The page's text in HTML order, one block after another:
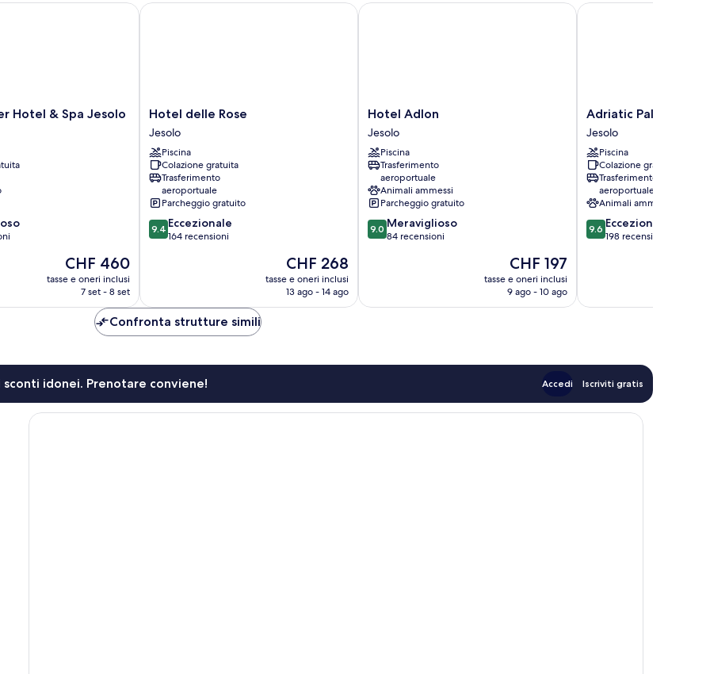
Hotel & Spa Jesolo
Il
prezzo
attuale
CHF 460
CHF 460
tasse e oneri inclusi
7 set - 8 set
& Spa Jesolo
Hotel
delle
Rose
Jesolo
Hotel delle Rose
Jesolo
Piscina
Colazione gratuita
Trasferimento
aeroportuale
Parcheggio gratuito
9.4
su
9.4 Eccezionale
164 recensioni
Il
prezzo
attuale
CHF 268
tasse e oneri inclusi
13 ago - 14 ago
Hotel delle Rose
Hotel
Adlon
Jesolo
Hotel Adlon
Jesolo
Piscina
Trasferimento
aeroportuale
Animali ammessi
Parcheggio gratuito
9.0
su
9.0 Meraviglioso
84 recensioni
Il
prezzo
attuale
CHF 197
tasse e oneri inclusi
9 ago - 10 ago
Hotel Adlon
Adriatic
Palace
Hotel
Jesolo
Adriatic Palace
Jesolo
Piscina
Colazione gratuita
Trasferimento
aeroportuale
Animali ammessi
9.6
su
9.6 Eccezionale
198 recensioni
Adriatic Palace Hotel
Confronta strutture simili
idonei. Prenotare conviene! Accedi Iscriviti gratis